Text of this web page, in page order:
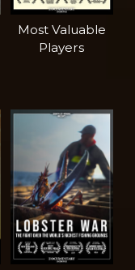
Most Valuable
Players